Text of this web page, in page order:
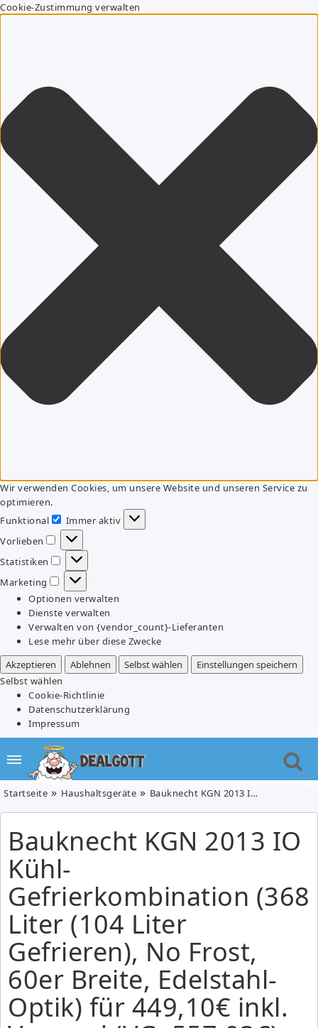
Cookie-Zustimmung verwalten
Wir verwenden Cookies, um unsere Website und unseren Service zu
optimieren.
Funktional
Funktional
Immer aktiv
Vorlieben
Vorlieben
Statistiken
Statistiken
Marketing
Marketing
Optionen verwalten
Dienste verwalten
Verwalten von {vendor_count}-Lieferanten
Lese mehr über diese Zwecke
Akzeptieren
Ablehnen Selbst wählen
Einstellungen speichern
Selbst wählen
Cookie-Richtlinie
Datenschutzerklärung
Impressum
Startseite Haushaltsgeräte Bauknecht KGN 2013 IO Kühl-Gefrierkombination (368 Liter (104 Liter Gefrieren), No Frost, 60er Breite, Edelstahl-Optik) für 449,10€ inkl. Versand (VG: 557,93€)
Bauknecht KGN 2013 IO
Kühl-
Gefrierkombination (368
Liter (104 Liter
Gefrieren), No Frost,
60er Breite, Edelstahl-
Optik) für 449,10€ inkl.